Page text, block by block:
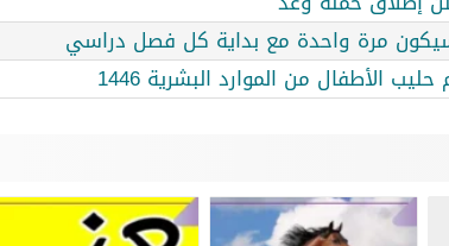
سيكون مرة واحدة مع بداية كل فصل دراسي
من الموارد البشرية 1446